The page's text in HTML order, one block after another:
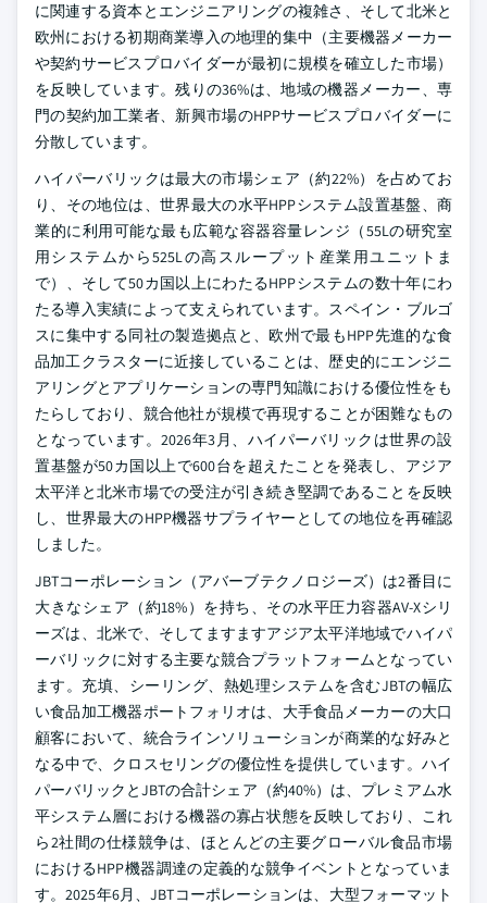
に関連する資本とエンジニアリングの複雑さ、そして北米と
欧州における初期商業導入の地理的集中（主要機器メーカー
や契約サービスプロバイダーが最初に規模を確立した市場）
を反映しています。残りの36%は、地域の機器メーカー、専
門の契約加工業者、新興市場のHPPサービスプロバイダーに
分散しています。
ハイパーバリックは最大の市場シェア（約22%）を占めてお
り、その地位は、世界最大の水平HPPシステム設置基盤、商
業的に利用可能な最も広範な容器容量レンジ（55Lの研究室
用システムから525Lの高スループット産業用ユニットま
で）、そして50カ国以上にわたるHPPシステムの数十年にわ
たる導入実績によって支えられています。スペイン・ブルゴ
スに集中する同社の製造拠点と、欧州で最もHPP先進的な食
品加工クラスターに近接していることは、歴史的にエンジニ
アリングとアプリケーションの専門知識における優位性をも
たらしており、競合他社が規模で再現することが困難なもの
となっています。2026年3月、ハイパーバリックは世界の設
置基盤が50カ国以上で600台を超えたことを発表し、アジア
太平洋と北米市場での受注が引き続き堅調であることを反映
し、世界最大のHPP機器サプライヤーとしての地位を再確認
しました。
JBTコーポレーション（アバーブテクノロジーズ）は2番目に
大きなシェア（約18%）を持ち、その水平圧力容器AV-Xシリ
ーズは、北米で、そしてますますアジア太平洋地域でハイパ
ーバリックに対する主要な競合プラットフォームとなってい
ます。充填、シーリング、熱処理システムを含むJBTの幅広
い食品加工機器ポートフォリオは、大手食品メーカーの大口
顧客において、統合ラインソリューションが商業的な好みと
なる中で、クロスセリングの優位性を提供しています。ハイ
パーバリックとJBTの合計シェア（約40%）は、プレミアム水
平システム層における機器の寡占状態を反映しており、これ
ら2社間の仕様競争は、ほとんどの主要グローバル食品市場
におけるHPP機器調達の定義的な競争イベントとなっていま
す。2025年6月、JBTコーポレーションは、大型フォーマット